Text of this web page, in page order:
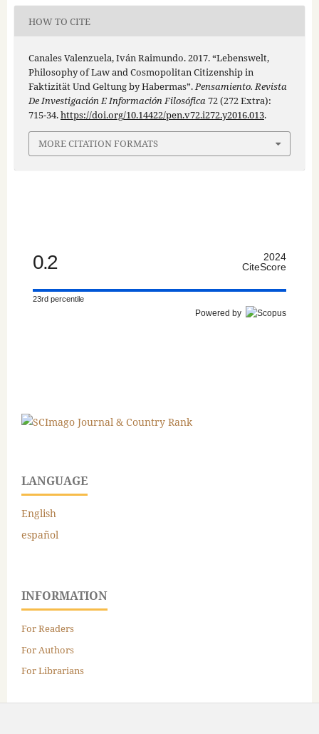
HOW TO CITE
Canales Valenzuela, Iván Raimundo. 2017. “Lebenswelt,
Philosophy of Law and Cosmopolitan Citizenship in
Faktizität Und Geltung by Habermas”.Pensamiento. Revista
De Investigación E Información Filosófica72 (272 Extra):
715-34.https://doi.org/10.14422/pen.v72.i272.y2016.013.
MORE CITATION FORMATS
0.2
2024
CiteScore
23rd percentile
Powered by
LANGUAGE
English
español
INFORMATION
For Readers
For Authors
For Librarians